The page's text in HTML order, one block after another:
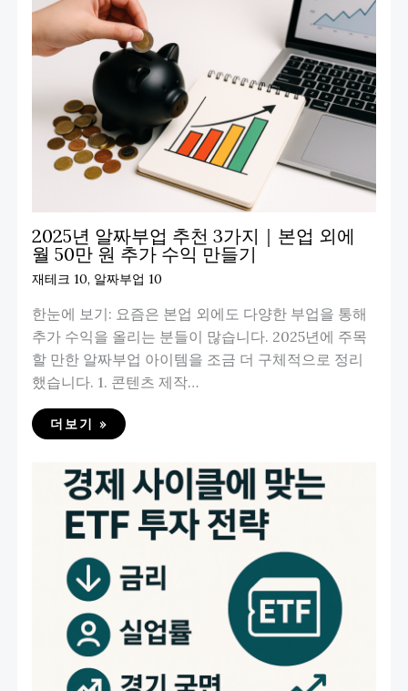
2025년 알짜부업 추천 3가지｜본업 외에
월 50만 원 추가 수익 만들기
재테크 10, 알짜부업 10
한눈에 보기: 요즘은 본업 외에도 다양한 부업을 통해
추가 수익을 올리는 분들이 많습니다. 2025년에 주목
할 만한 알짜부업 아이템을 조금 더 구체적으로 정리
했습니다. 1. 콘텐츠 제작…
더보기 »